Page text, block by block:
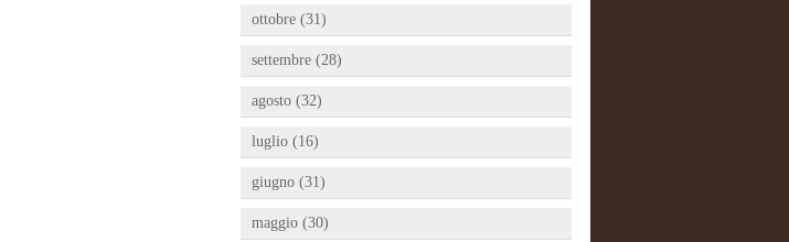
ottobre (31)
settembre (28)
agosto (32)
luglio (16)
giugno (31)
maggio (30)